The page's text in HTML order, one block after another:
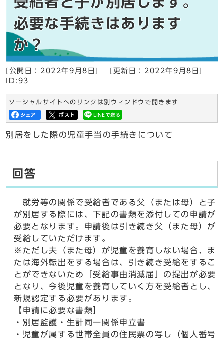
必要な手続きはあります
か？
[公開日：2022年9月8日]
[更新日：2022年9月8日]
ID:93
ソーシャルサイトへのリンクは別ウィンドウで開きます
別居をした際の児童手当の手続きについて
回答
就労等の関係で受給者である父（または母）と子
が別居する際には、下記の書類を添付しての申請が
必要となります。申請後は引き続き父（また母）が
受給していただけます。
※ただし夫（また母）が児童を養育しない場合、ま
たは海外転出をする場合は、引き続き受給をするこ
とができないため「受給事由消滅届」の提出が必要
となり、今後児童を養育していく方を受給者とし、
新規認定する必要があります。
【申請に必要な書類】
・別居監護・生計同一関係申立書
・児童が属する世帯全員の住民票の写し（個人番号